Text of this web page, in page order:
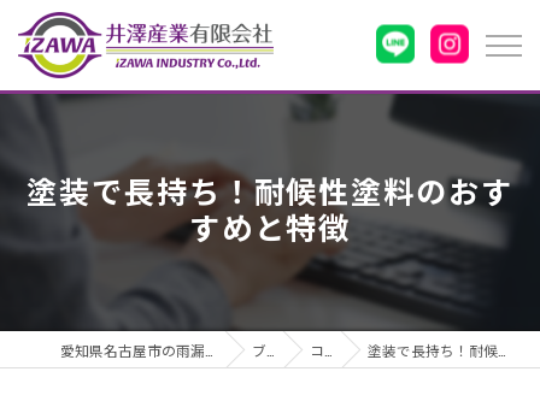
塗装で長持ち！耐候性塗料のおす
すめと特徴
ブログ コラム 塗装で長持ち！耐候性塗料のおすすめと特徴